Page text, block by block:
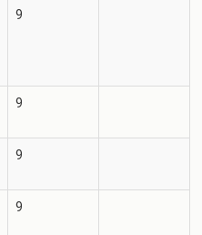
9
9
9
9